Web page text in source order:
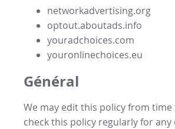
networkadvertising.org
optout.aboutads.info
youradchoices.com
youronlinechoices.eu
Général
We may edit this policy from time
check this policy regularly for any